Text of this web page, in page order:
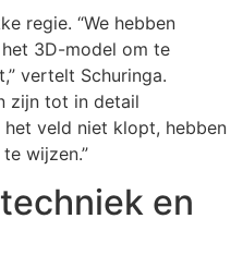
regie. “We hebben
3D-model om te
vertelt Schuringa.
zijn tot in detail
het veld niet klopt, hebben
wijzen.”
en